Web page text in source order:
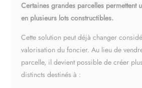
Certaines grandes parcelles permettent
en plusieurs lots constructibles.
Cette solution peut déjà changer
valorisation du foncier. Au lieu de
parcelle, il devient possible de créer
distincts destinés à :